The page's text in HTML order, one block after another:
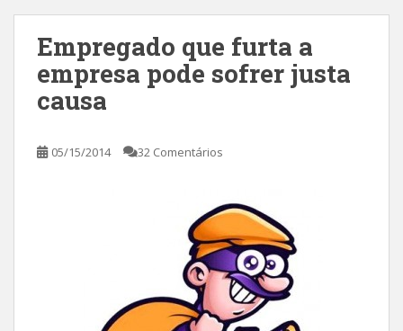
Empregado que furta a
empresa pode sofrer justa
causa
05/15/2014 32 Comentários